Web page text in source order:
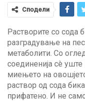
Сподели
Растворите со сода
разградување на
метаболити. Со
соединенија сè
миењето на
раствор од сода
прифатено. И не